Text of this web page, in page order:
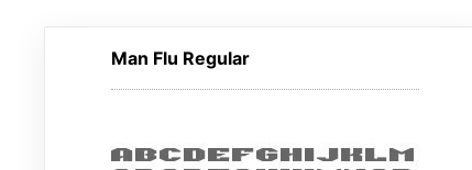
Man Flu Regular